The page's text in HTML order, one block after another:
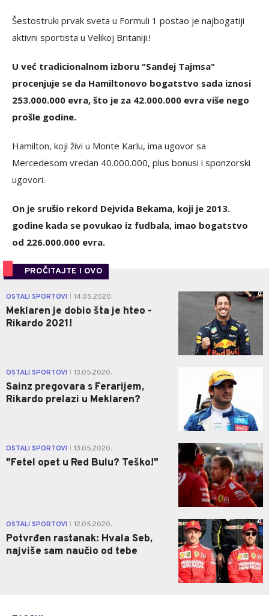
Šestostruki prvak sveta u Formuli 1 postao je najbogatiji
aktivni sportista u Velikoj Britaniji.!
U već tradicionalnom izboru "Sandej Tajmsa"
procenjuje se da Hamiltonovo bogatstvo sada iznosi
253.000.000 evra, što je za 42.000.000 evra više nego
prošle godine.
Hamilton, koji živi u Monte Karlu, ima ugovor sa
Mercedesom vredan 40.000.000, plus bonusi i sponzorski
ugovori.
On je srušio rekord Dejvida Bekama, koji je 2013.
godine kada se povukao iz fudbala, imao bogatstvo
od 226.000.000 evra.
PROČITAJTE I OVO
OSTALI SPORTOVI 14.05.2020.
Meklaren je dobio šta je hteo -
Rikardo 2021!
0
OSTALI SPORTOVI 13.05.2020.
Sainz pregovara s Ferarijem,
Rikardo prelazi u Meklaren?
OSTALI SPORTOVI 13.05.2020.
"Fetel opet u Red Bulu? Teško!"
0
OSTALI SPORTOVI 12.05.2020.
Potvrđen rastanak: Hvala Seb,
najviše sam naučio od tebe
0